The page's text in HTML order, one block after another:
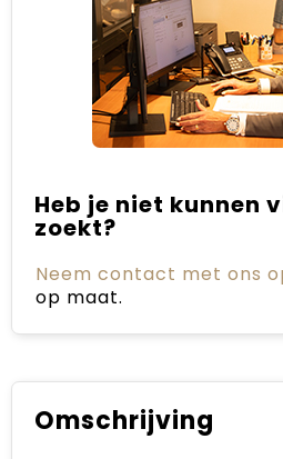
Heb je niet kunnen
zoekt?
Neem contact met ons
op maat.
Omschrijving